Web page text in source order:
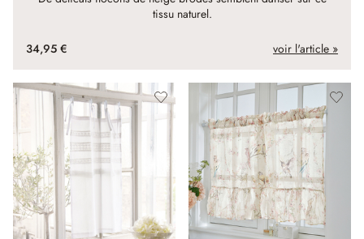
tissu naturel.
34,95 € voir l'article »